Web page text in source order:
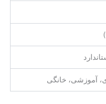
آموزشی، خانگی